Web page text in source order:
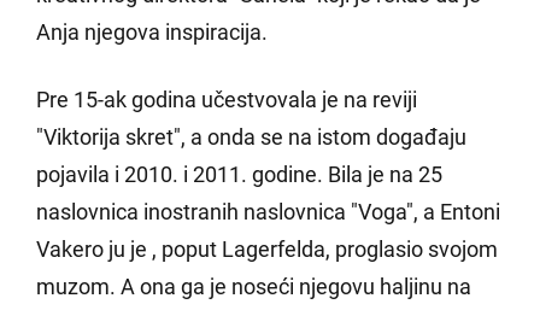
Anja njegova inspiracija.
Pre 15-ak godina učestvovala je na reviji
"Viktorija skret", a onda se na istom događaju
pojavila i 2010. i 2011. godine. Bila je na 25
naslovnica inostranih naslovnica "Voga", a Entoni
Vakero ju je , poput Lagerfelda, proglasio svojom
muzom. A ona ga je noseći njegovu haljinu na